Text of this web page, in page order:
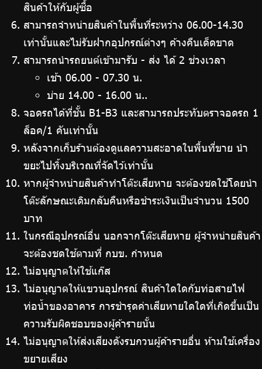
สินค้าให้กับผู้ซื้อ
สามารถจำหน่ายสินค้าในพื้นที่ระหว่าง 06.00-14.30
เท่านั้นและไม่รับฝากอุปกรณ์ต่างๆ ค้างคืนเด็ดขาด
สามารถนำรถยนต์เข้ามารับ - ส่ง ได้ 2 ช่วงเวลา
เช้า 06.00 - 07.30 น.
บ่าย 14.00 - 16.00 น..
จอดรถได้ที่ชั้น B1-B3 และสามารถประทับตราจอดรถ 1
ล็อค/1 คันเท่านั้น
หลังจากเก็บร้านต้องดูแลความสะอาดในพื้นที่ขาย นำ
ขยะไปทิ้งบริเวณที่จัดไว้เท่านั้น
หากผู้จำหน่ายสินค้าทำโต๊ะเสียหาย จะต้องชดใช้โดยนำ
โต๊ะลักษณะเดิมกลับคืนหรือชำระเงินเป็นจำนวน 1500
บาท
ในกรณีอุปกรณ์อื่น นอกจากโต๊ะเสียหาย ผู้จำหน่ายสินค้า
จะต้องชดใช้ตามที่ กบข. กำหนด
ไม่อนุญาตให้ใช้แก๊ส
ไม่อนุญาตให้แขวนอุปกรณ์ สินค้าใดใดกับท่อสายไฟ
ท่อน้ำของอาคาร การชำรุดค่าเสียหายใดใดที่เกิดขึ้นเป็น
ความรับผิดชอบของผู้ค้ารายนั้น
ไม่อนุญาตให้ส่งเสียงดังรบกวนผู้ค้ารายอื่น ห้ามใช้เครื่อง
ขยายเสียง